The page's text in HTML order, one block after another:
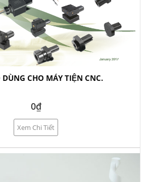
CHO MÁY TIỆN CNC.
0₫
Xem Chi Tiết